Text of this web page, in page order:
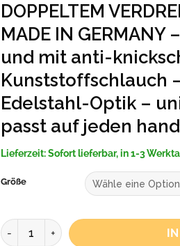
DOPPELTEM
MADE IN
und mit anti-
Kunststoffschlauch
Edelstahl-Optik –
passt auf jeden
Lieferzeit:Sofort lieferbar, in 1-3
Größe